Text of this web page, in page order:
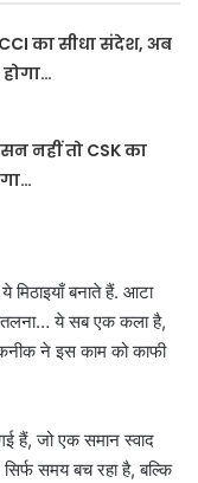
का सीधा संदेश, अब
नहीं तो CSK का
बनाते हैं. आटा
तलना… ये सब एक कला है,
ने इस काम को काफी
हैं, जो एक समान स्वाद
समय बच रहा है, बल्कि